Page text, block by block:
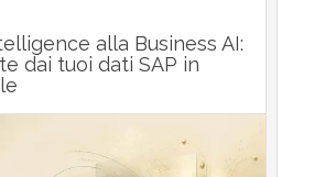
alla Business AI:
dai tuoi dati SAP in